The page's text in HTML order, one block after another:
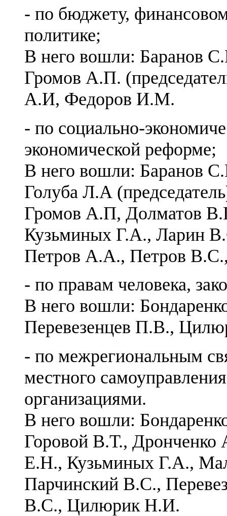
- по бюджету,
политике;
В него вошли: Баранов
Громов А.П.
А.И, Федоров И.М.
- по социально-
экономической реформе;
В него вошли: Баранов
Голуба Л.А
Громов А.П, Долматов
Кузьминых Г.А., Ларин
Петров А.А., Петров
- по правам человека,
В него вошли:
Перевезенцев П.В.,
- по межрегиональным
местного
организациями.
В него вошли:
Горовой В.Т.,
Е.Н., Кузьминых Г.А.,
Парчинский В.С.,
В.С., Цилюрик Н.И.